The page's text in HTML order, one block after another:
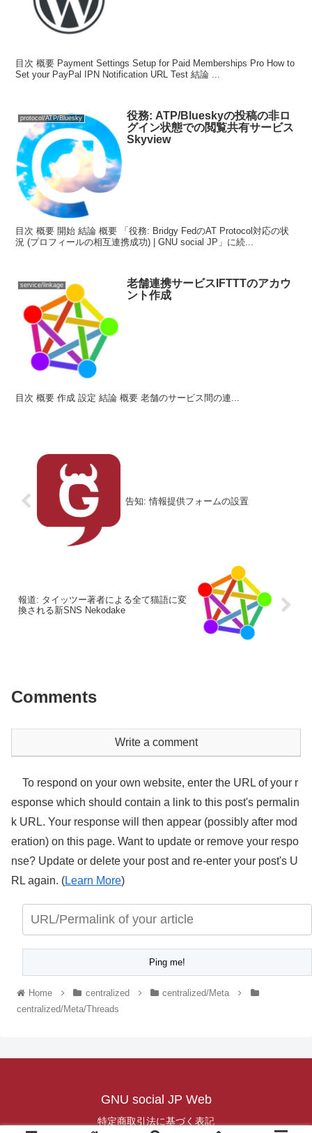
目次 概要 Payment Settings Setup for Paid Memberships Pro How to
Set your PayPal IPN Notification URL Test 結論 ...
protocol/ATP/Bluesky
役務: ATP/Blueskyの投稿の非ロ
グイン状態での閲覧共有サービス
Skyview
目次 概要 開始 結論 概要 「役務: Bridgy FedのAT Protocol対応の状
況 (プロフィールの相互連携成功) | GNU social JP」に続...
service/linkage
老舗連携サービスIFTTTのアカウ
ント作成
目次 概要 作成 設定 結論 概要 老舗のサービス間の連...
告知: 情報提供フォームの設置
報道: タイッツー著者による全て猫語に変
換される新SNS Nekodake
Comments
Write a comment
To respond on your own website, enter the URL of your r
esponse which should contain a link to this post's permalin
k URL. Your response will then appear (possibly after mod
eration) on this page. Want to update or remove your respo
nse? Update or delete your post and re-enter your post's U
RL again. (Learn More)
Home centralized
centralized/Meta
centralized/Meta/Threads
GNU social JP Web
特定商取引法に基づく表記